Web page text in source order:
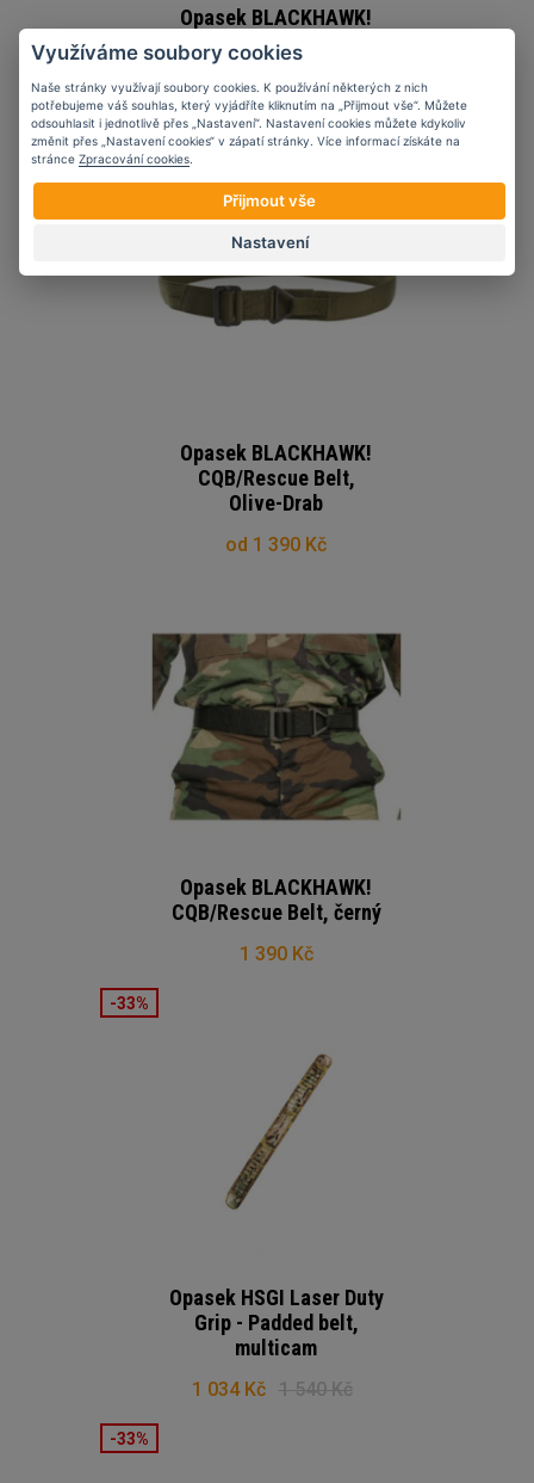
Opasek BLACKHAWK!
CQB/Rescue Belt,
Multicam
1 390 Kč
Opasek BLACKHAWK!
CQB/Rescue Belt,
Olive-Drab
od 1 390 Kč
Opasek BLACKHAWK!
CQB/Rescue Belt, černý
1 390 Kč
-33%
Opasek HSGI Laser Duty
Grip - Padded belt,
multicam
1 034 Kč 1 540 Kč
-33%
Využíváme soubory cookies
Naše stránky využívají soubory cookies. K používání některých z nich
potřebujeme váš souhlas, který vyjádříte kliknutím na „Přijmout vše“. Můžete
odsouhlasit i jednotlivě přes „Nastavení“. Nastavení cookies můžete kdykoliv
změnit přes „Nastavení cookies“ v zápatí stránky. Více informací získáte na
stránce Zpracování cookies
Přijmout vše
Nastavení